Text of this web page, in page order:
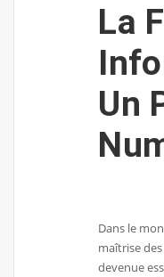
La
Un
Dans le
maîtrise
devenue